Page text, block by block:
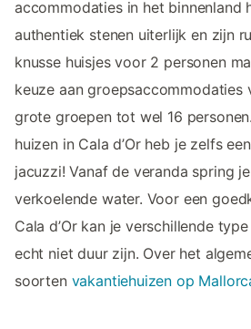
accommodaties in het binnenland
authentiek stenen uiterlijk en zijn
knusse huisjes voor 2 personen
keuze aan groepsaccommodaties
grote groepen tot wel 16
huizen in Cala d’Or heb je zelfs
jacuzzi! Vanaf de veranda spring
verkoelende water. Voor een
Cala d’Or kan je verschillende
echt niet duur zijn. Over het
soorten vakantiehuizen op